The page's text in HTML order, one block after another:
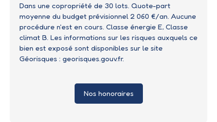
Dans une copropriété de 30 lots. Quote-part
moyenne du budget prévisionnel 2 060 €/an. Aucune
procédure n'est en cours. Classe énergie E, Classe
climat B. Les informations sur les risques auxquels ce
bien est exposé sont disponibles sur le site
Géorisques : georisques.gouv.fr.
Nos honoraires